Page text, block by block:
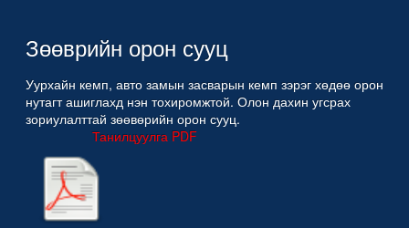
Зөөврийн орон сууц
Уурхайн кемп, авто замын засварын кемп зэрэг хөдөө орон
нутагт ашиглахд нэн тохиромжтой. Олон дахин угсрах
зориулалттай зөөвөрийн орон сууц.
Танилцуулга PDF